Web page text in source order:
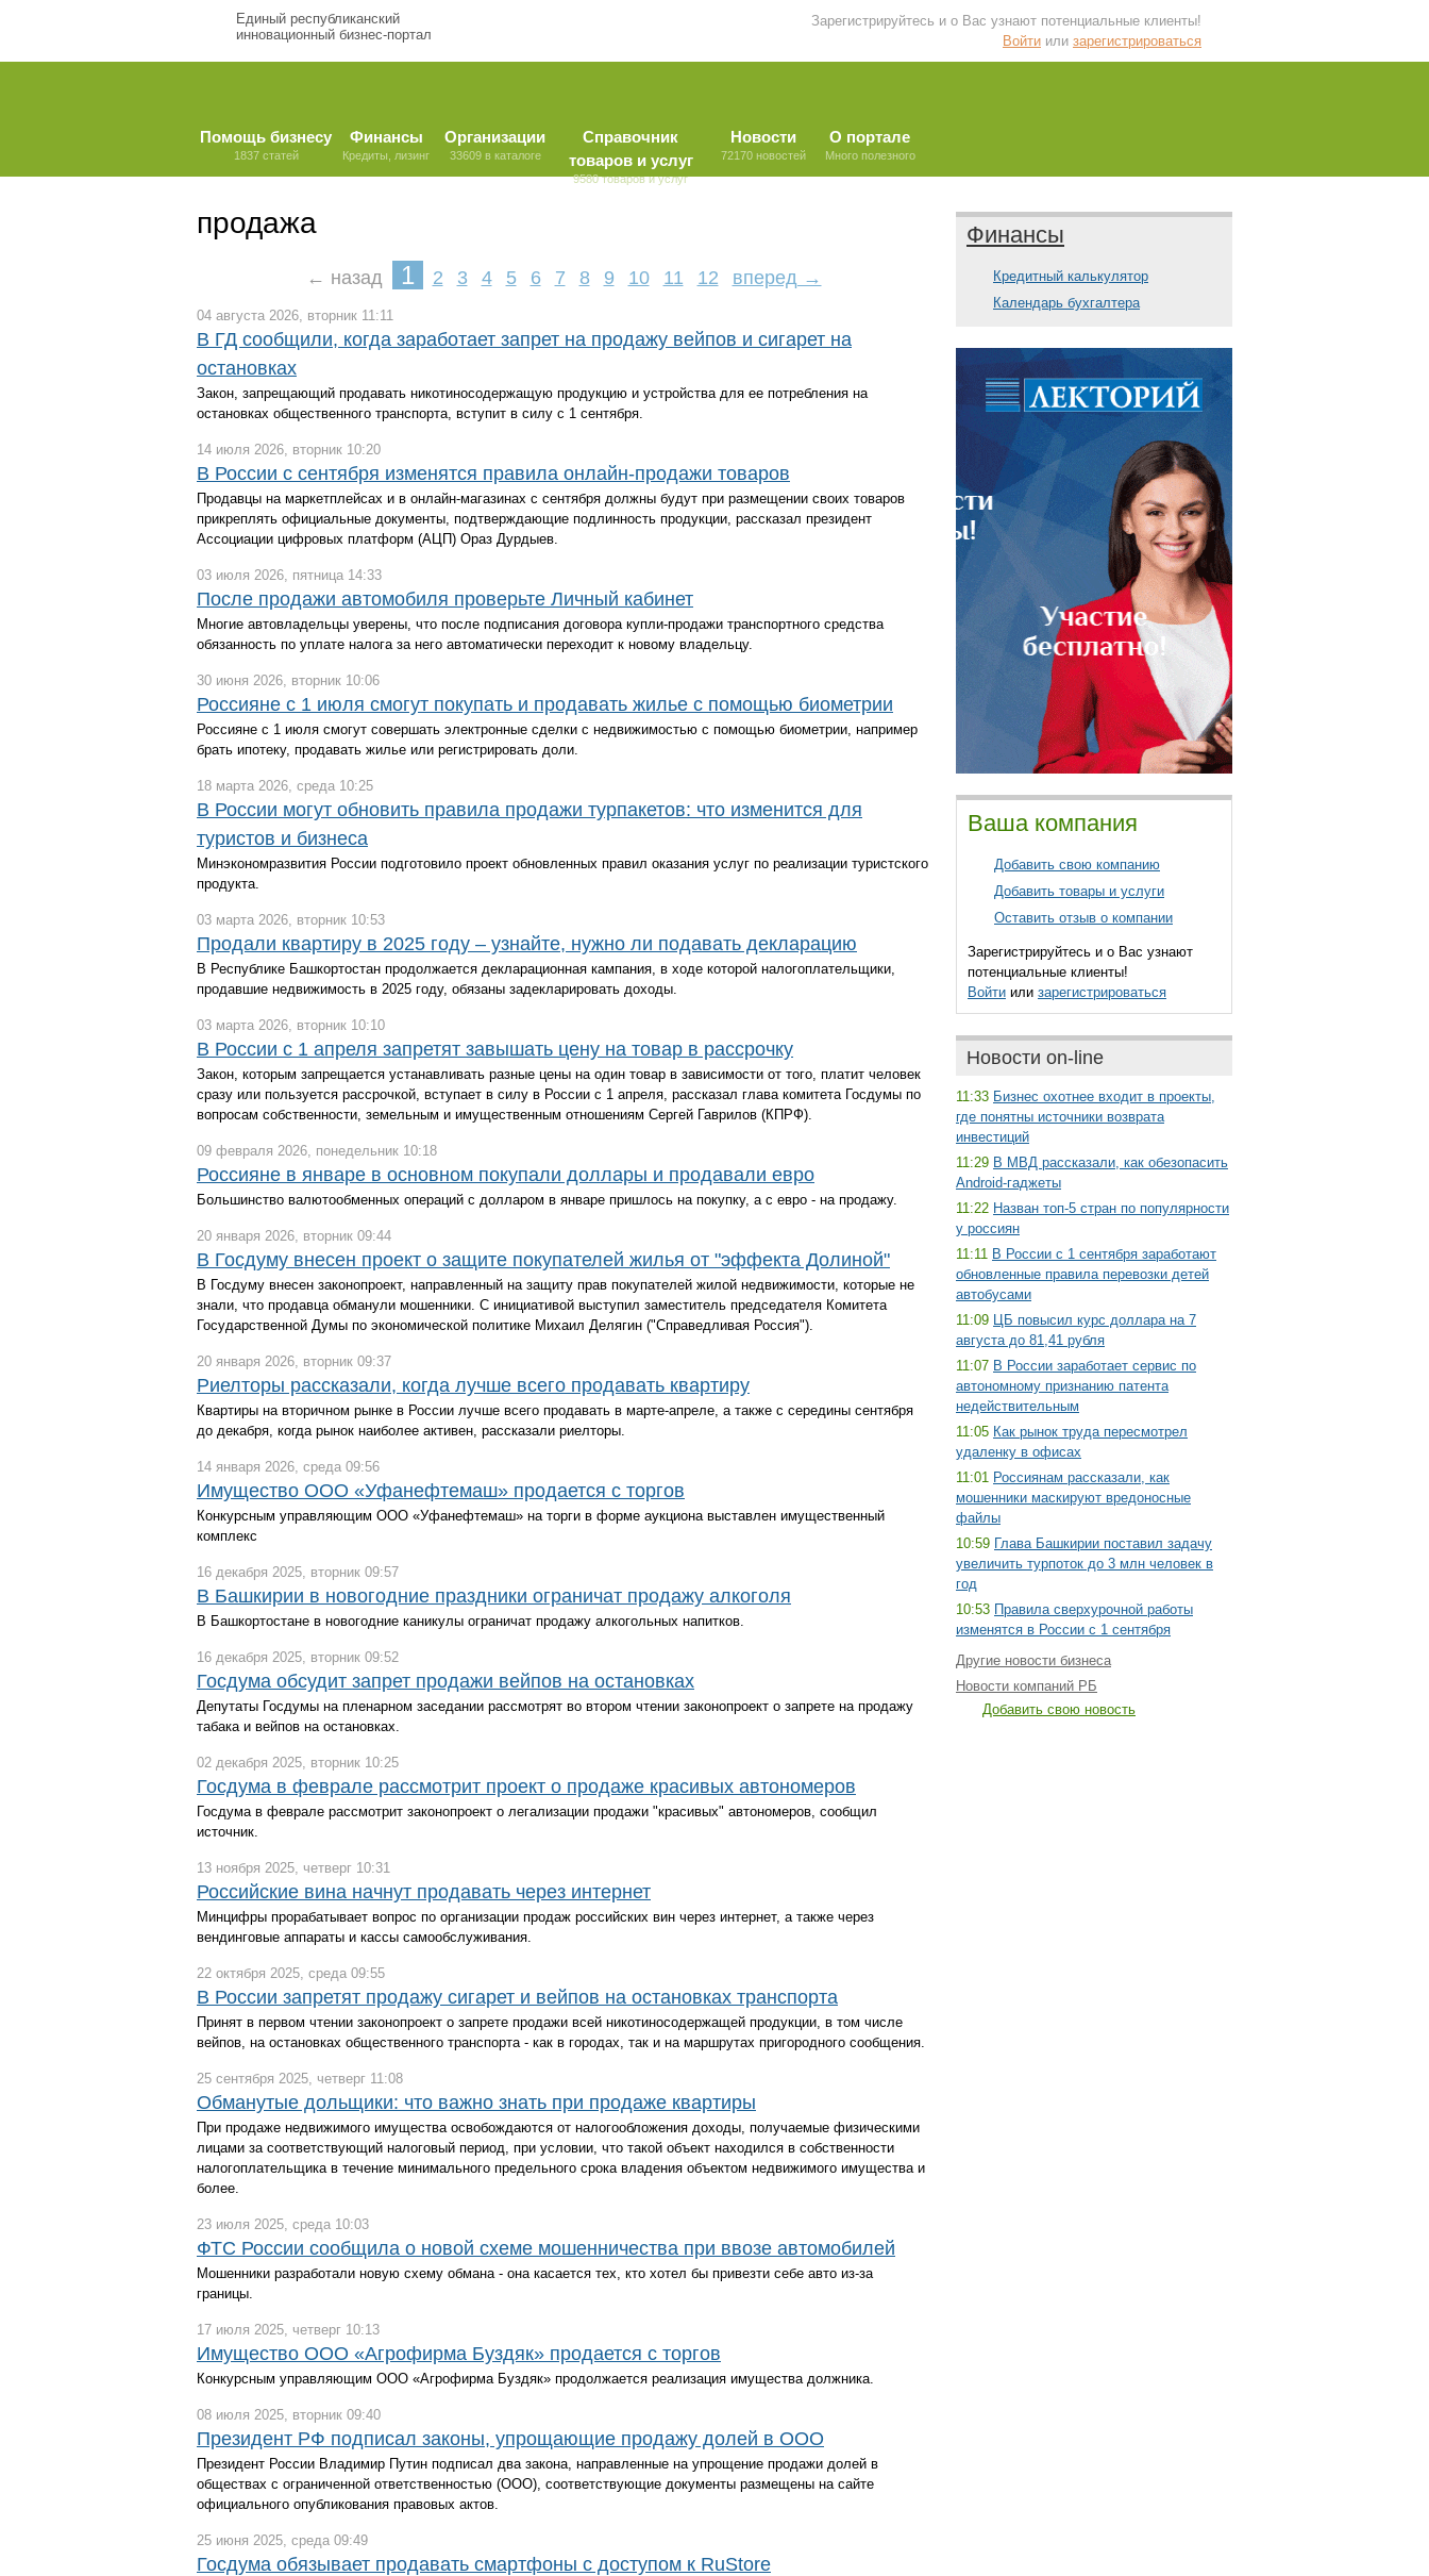
Единый республиканский
инновационный бизнес-портал
Зарегистрируйтесь и о Вас узнают потенциальные клиенты!
Войти или зарегистрироваться
Помощь бизнесу
1837 статей
Финансы
Кредиты, лизинг
Организации
33609 в каталоге
Справочник
товаров и услуг
9580 товаров и услуг
Новости
72170 новостей
О портале
Много полезного
продажа
← назад 1 2 3 4 5 6 7 8 9 10 11 12 вперед →
04 августа 2026, вторник 11:11
В ГД сообщили, когда заработает запрет на продажу вейпов и сигарет на
остановках
Закон, запрещающий продавать никотиносодержащую продукцию и устройства для ее потребления на
остановках общественного транспорта, вступит в силу с 1 сентября.
14 июля 2026, вторник 10:20
В России с сентября изменятся правила онлайн-продажи товаров
Продавцы на маркетплейсах и в онлайн-магазинах с сентября должны будут при размещении своих товаров
прикреплять официальные документы, подтверждающие подлинность продукции, рассказал президент
Ассоциации цифровых платформ (АЦП) Ораз Дурдыев.
03 июля 2026, пятница 14:33
После продажи автомобиля проверьте Личный кабинет
Многие автовладельцы уверены, что после подписания договора купли-продажи транспортного средства
обязанность по уплате налога за него автоматически переходит к новому владельцу.
30 июня 2026, вторник 10:06
Россияне с 1 июля смогут покупать и продавать жилье с помощью биометрии
Россияне с 1 июля смогут совершать электронные сделки с недвижимостью с помощью биометрии, например
брать ипотеку, продавать жилье или регистрировать доли.
18 марта 2026, среда 10:25
В России могут обновить правила продажи турпакетов: что изменится для
туристов и бизнеса
Минэкономразвития России подготовило проект обновленных правил оказания услуг по реализации туристского
продукта.
03 марта 2026, вторник 10:53
Продали квартиру в 2025 году – узнайте, нужно ли подавать декларацию
В Республике Башкортостан продолжается декларационная кампания, в ходе которой налогоплательщики,
продавшие недвижимость в 2025 году, обязаны задекларировать доходы.
03 марта 2026, вторник 10:10
В России с 1 апреля запретят завышать цену на товар в рассрочку
Закон, которым запрещается устанавливать разные цены на один товар в зависимости от того, платит человек
сразу или пользуется рассрочкой, вступает в силу в России с 1 апреля, рассказал глава комитета Госдумы по
вопросам собственности, земельным и имущественным отношениям Сергей Гаврилов (КПРФ).
09 февраля 2026, понедельник 10:18
Россияне в январе в основном покупали доллары и продавали евро
Большинство валютообменных операций с долларом в январе пришлось на покупку, а с евро - на продажу.
20 января 2026, вторник 09:44
В Госдуму внесен проект о защите покупателей жилья от "эффекта Долиной"
В Госдуму внесен законопроект, направленный на защиту прав покупателей жилой недвижимости, которые не
знали, что продавца обманули мошенники. С инициативой выступил заместитель председателя Комитета
Государственной Думы по экономической политике Михаил Делягин ("Справедливая Россия").
20 января 2026, вторник 09:37
Риелторы рассказали, когда лучше всего продавать квартиру
Квартиры на вторичном рынке в России лучше всего продавать в марте-апреле, а также с середины сентября
до декабря, когда рынок наиболее активен, рассказали риелторы.
14 января 2026, среда 09:56
Имущество ООО «Уфанефтемаш» продается с торгов
Конкурсным управляющим ООО «Уфанефтемаш» на торги в форме аукциона выставлен имущественный
комплекс
16 декабря 2025, вторник 09:57
В Башкирии в новогодние праздники ограничат продажу алкоголя
В Башкортостане в новогодние каникулы ограничат продажу алкогольных напитков.
16 декабря 2025, вторник 09:52
Госдума обсудит запрет продажи вейпов на остановках
Депутаты Госдумы на пленарном заседании рассмотрят во втором чтении законопроект о запрете на продажу
табака и вейпов на остановках.
02 декабря 2025, вторник 10:25
Госдума в феврале рассмотрит проект о продаже красивых автономеров
Госдума в феврале рассмотрит законопроект о легализации продажи "красивых" автономеров, сообщил
источник.
13 ноября 2025, четверг 10:31
Российские вина начнут продавать через интернет
Минцифры прорабатывает вопрос по организации продаж российских вин через интернет, а также через
вендинговые аппараты и кассы самообслуживания.
22 октября 2025, среда 09:55
В России запретят продажу сигарет и вейпов на остановках транспорта
Принят в первом чтении законопроект о запрете продажи всей никотиносодержащей продукции, в том числе
вейпов, на остановках общественного транспорта - как в городах, так и на маршрутах пригородного сообщения.
25 сентября 2025, четверг 11:08
Обманутые дольщики: что важно знать при продаже квартиры
При продаже недвижимого имущества освобождаются от налогообложения доходы, получаемые физическими
лицами за соответствующий налоговый период, при условии, что такой объект находился в собственности
налогоплательщика в течение минимального предельного срока владения объектом недвижимого имущества и
более.
23 июля 2025, среда 10:03
ФТС России сообщила о новой схеме мошенничества при ввозе автомобилей
Мошенники разработали новую схему обмана - она касается тех, кто хотел бы привезти себе авто из-за
границы.
17 июля 2025, четверг 10:13
Имущество ООО «Агрофирма Буздяк» продается с торгов
Конкурсным управляющим ООО «Агрофирма Буздяк» продолжается реализация имущества должника.
08 июля 2025, вторник 09:40
Президент РФ подписал законы, упрощающие продажу долей в ООО
Президент России Владимир Путин подписал два закона, направленные на упрощение продажи долей в
обществах с ограниченной ответственностью (ООО), соответствующие документы размещены на сайте
официального опубликования правовых актов.
25 июня 2025, среда 09:49
Госдума обязывает продавать смартфоны с доступом к RuStore
Финансы
Кредитный калькулятор
Календарь бухгалтера
Ваша компания
Добавить свою компанию
Добавить товары и услуги
Оставить отзыв о компании
Зарегистрируйтесь и о Вас узнают
потенциальные клиенты!
Войти или зарегистрироваться
Новости on-line
11:33 Бизнес охотнее входит в проекты,
где понятны источники возврата
инвестиций
11:29 В МВД рассказали, как обезопасить
Android-гаджеты
11:22 Назван топ-5 стран по популярности
у россиян
11:11 В России с 1 сентября заработают
обновленные правила перевозки детей
автобусами
11:09 ЦБ повысил курс доллара на 7
августа до 81,41 рубля
11:07 В России заработает сервис по
автономному признанию патента
недействительным
11:05 Как рынок труда пересмотрел
удаленку в офисах
11:01 Россиянам рассказали, как
мошенники маскируют вредоносные
файлы
10:59 Глава Башкирии поставил задачу
увеличить турпоток до 3 млн человек в
год
10:53 Правила сверхурочной работы
изменятся в России с 1 сентября
Другие новости бизнеса
Новости компаний РБ
Добавить свою новость